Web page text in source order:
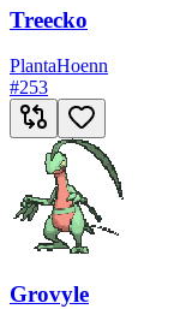
Treecko
PlantaHoenn
#253
Grovyle